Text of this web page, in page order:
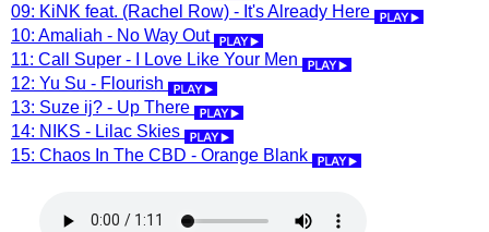
09: KiNK feat. (Rachel Row) - It's Already Here
10: Amaliah - No Way Out
11: Call Super - I Love Like Your Men
12: Yu Su - Flourish
13: Suze ij? - Up There
14: NIKS - Lilac Skies
15: Chaos In The CBD - Orange Blank